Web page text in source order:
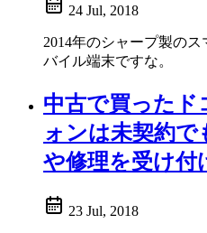
24 Jul, 2018
2014年のシャープ製の
バイル端末ですな。
中古で買ったド
ォンは未契約
や修理を受け付
23 Jul, 2018